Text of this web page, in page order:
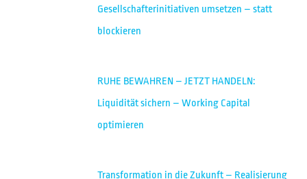
Gesellschafterinitiativen umsetzen – statt
blockieren
RUHE BEWAHREN – JETZT HANDELN:
Liquidität sichern – Working Capital
optimieren
Transformation in die Zukunft – Realisierung